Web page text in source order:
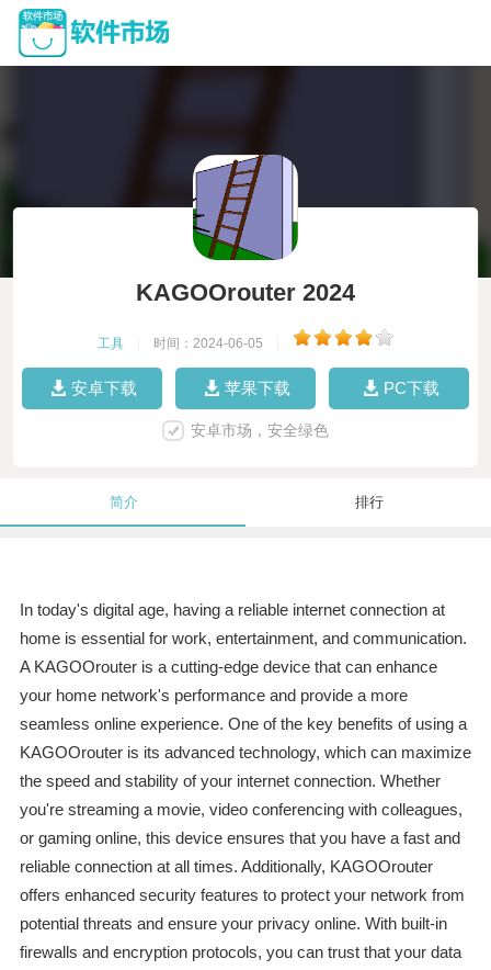
KAGOOrouter 2024
工具 时间：2024-06-05
安卓下载 苹果下载 PC下载
安卓市场，安全绿色
简介 排行
In today's digital age, having a reliable internet connection at
home is essential for work, entertainment, and communication.
A KAGOOrouter is a cutting-edge device that can enhance
your home network's performance and provide a more
seamless online experience. One of the key benefits of using a
KAGOOrouter is its advanced technology, which can maximize
the speed and stability of your internet connection. Whether
you're streaming a movie, video conferencing with colleagues,
or gaming online, this device ensures that you have a fast and
reliable connection at all times. Additionally, KAGOOrouter
offers enhanced security features to protect your network from
potential threats and ensure your privacy online. With built-in
firewalls and encryption protocols, you can trust that your data